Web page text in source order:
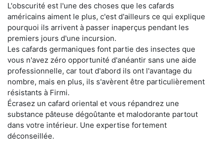
L'obscurité est l'une des choses que les cafards
américains aiment le plus, c'est d'ailleurs ce qui explique
pourquoi ils arrivent à passer inaperçus pendant les
premiers jours d'une incursion.
Les cafards germaniques font partie des insectes que
vous n'avez zéro opportunité d'anéantir sans une aide
professionnelle, car tout d'abord ils ont l'avantage du
nombre, mais en plus, ils s'avèrent être particulièrement
résistants à Firmi.
Écrasez un cafard oriental et vous répandrez une
substance pâteuse dégoûtante et malodorante partout
dans votre intérieur. Une expertise fortement
déconseillée.